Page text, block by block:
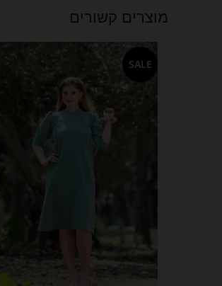
מוצרים קשורים
SALE